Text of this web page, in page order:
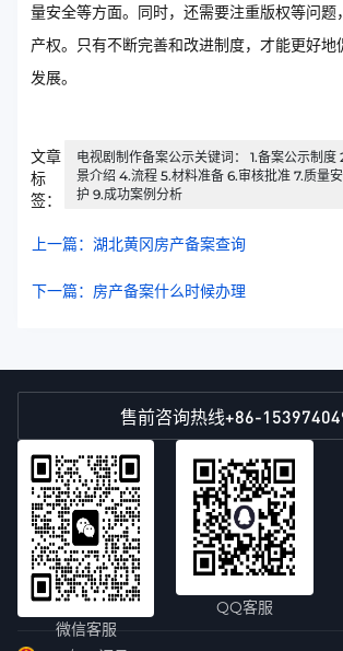
量安全等方面。同时，还需要注重版权等问题
产权。只有不断完善和改进制度，才能更好地
发展。
文章
标
签：
电视剧制作备案公示关键词： 1.备案公示制度
景介绍 4.流程 5.材料准备 6.审核批准 7.质量
护 9.成功案例分析
上一篇：湖北黄冈房产备案查询
下一篇：房产备案什么时候办理
售前咨询热线+86-
微信客服
QQ客服